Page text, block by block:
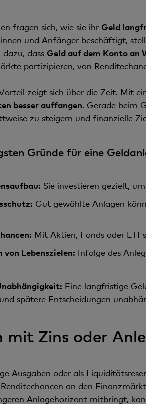
fragen sich, wie sie ihr Geld
und Anfänger beschäftigt,
dazu, dass Geld auf dem Konto an
partizipieren, von
zeigt sich über die Zeit. Mit
besser auffangen. Gerade beim
zu steigern und finanzielle
Gründe für eine
Sie investieren gezielt,
Gut gewählte Anlagen
Mit Aktien, Fonds oder
von Lebenszielen: Infolge des
Eine langfristige
spätere Entscheidungen
mit Zins oder
Ausgaben oder als
an den
Anlagehorizont mitbringt,